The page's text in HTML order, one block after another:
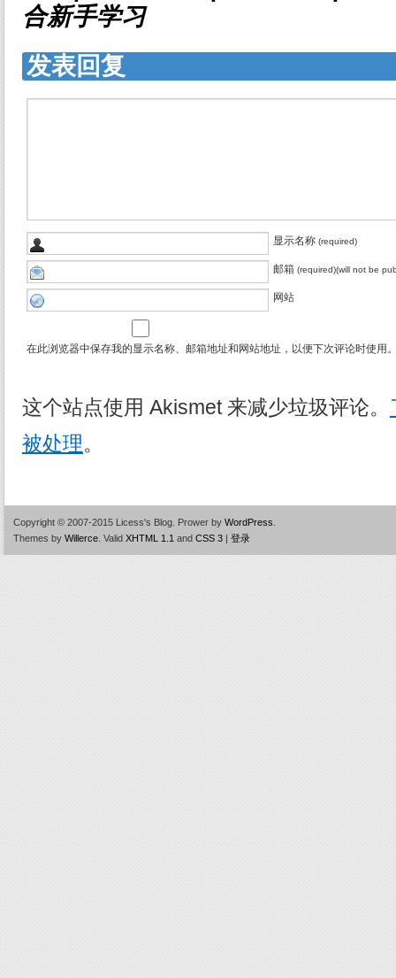
合新手学习
发表回复
显示名称 (required)
邮箱 (required)(will not be
网站
在此浏览器中保存我的显示名称、邮箱地址和网站地址，以便下次评论时使用
这个站点使用 Akismet 来减少垃圾评论。
被处理。
Copyright © 2007-2015 Licess's Blog. Prower by WordPress
Themes by Willerce Valid XHTML 1.1 and CSS 3 | 登录